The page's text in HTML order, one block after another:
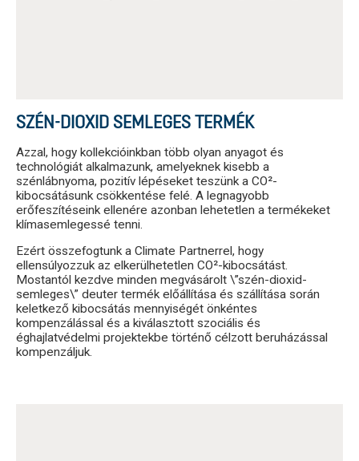
SZÉN-DIOXID SEMLEGES TERMÉK
Azzal, hogy kollekcióinkban több olyan anyagot és
technológiát alkalmazunk, amelyeknek kisebb a
szénlábnyoma, pozitív lépéseket teszünk a CO²-
kibocsátásunk csökkentése felé. A legnagyobb
erőfeszítéseink ellenére azonban lehetetlen a termékeket
klímasemlegessé tenni.
Ezért összefogtunk a Climate Partnerrel, hogy
ellensúlyozzuk az elkerülhetetlen CO²-kibocsátást.
Mostantól kezdve minden megvásárolt \”szén-dioxid-
semleges\” deuter termék előállítása és szállítása során
keletkező kibocsátás mennyiségét önkéntes
kompenzálással és a kiválasztott szociális és
éghajlatvédelmi projektekbe történő célzott beruházással
kompenzáljuk.